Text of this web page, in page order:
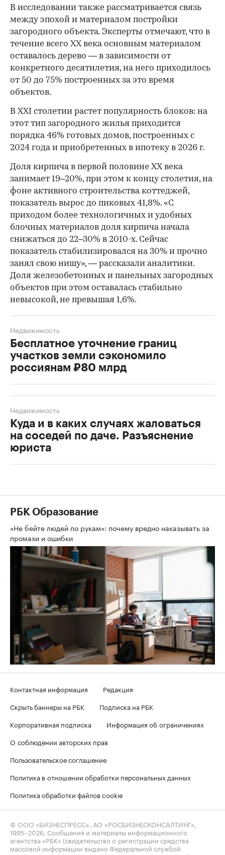
В исследовании также рассматривается связь
между эпохой и материалом постройки
загородного объекта. Эксперты отмечают, что в
течение всего ХХ века основным материалом
оставалось дерево — в зависимости от
конкретного десятилетия, на него приходилось
от 50 до 75% построенных за это время
объектов.
В ХХI столетии растет популярность блоков: на
этот тип загородного жилья приходится
порядка 46% готовых домов, построенных с
2024 года и приобретенных в ипотеку в 2026 г.
Доля кирпича в первой половине ХХ века
занимает 19–20%, при этом к концу столетия, на
фоне активного строительства коттеджей,
показатель вырос до пиковых 41,8%. «С
приходом более технологичных и удобных
блочных материалов доля кирпича начала
снижаться до 22–30% в 2010-х. Сейчас
показатель стабилизировался на 30% и прочно
занял свою нишу», — рассказали аналитики.
Доля железобетонных и панельных загородных
объектов при этом оставалась стабильно
невысокой, не превышая 1,6%.
Бесплатное уточнение границ
участков земли сэкономило
россиянам ₽80 млрд
Недвижимость
Куда и в каких случаях жаловаться
на соседей по даче. Разъяснение
юриста
Недвижимость
РБК Образование
«Не бейте людей по рукам»: почему вредно наказывать за
промахи и ошибки
Контактная информация
Редакция
Скрыть баннеры на РБК
Подписка на РБК
Корпоративная подписка
Информация об ограничениях
О соблюдении авторских прав
Пользовательское соглашение
Политика в отношении обработки персональных данных
Политика обработки файлов cookie
© ООО «БИЗНЕСПРЕСС», АО «РОСБИЗНЕСКОНСАЛТИНГ»,
1995–2026. Сообщения и материалы информационного
агентства «РБК» (свидетельство о регистрации средства
массовой информации выдано Федеральной службой